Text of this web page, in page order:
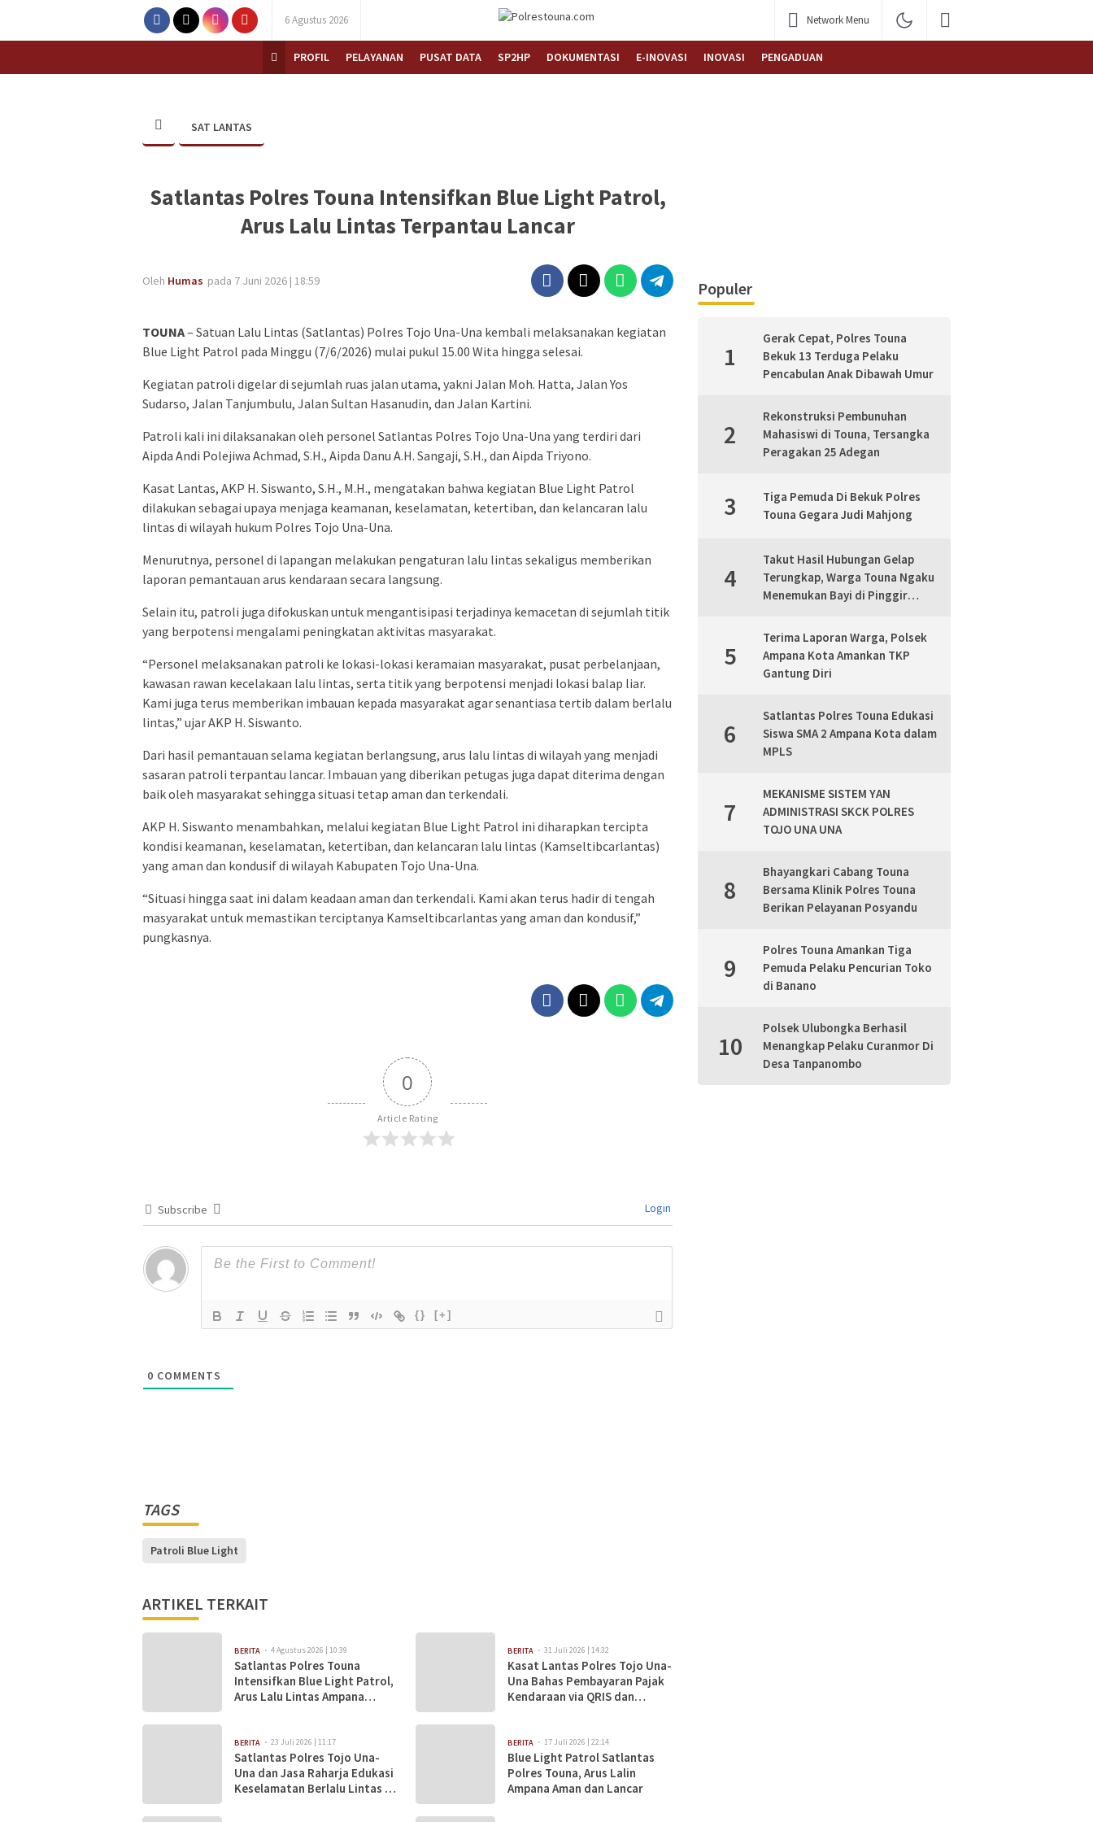
6 Agustus 2026 Network Menu
PROFIL PELAYANAN PUSAT DATA SP2HP DOKUMENTASI E-INOVASI INOVASI PENGADUAN
SAT LANTAS
Satlantas Polres Touna Intensifkan Blue Light Patrol,
Arus Lalu Lintas Terpantau Lancar
Oleh Humas pada 7 Juni 2026 | 18:59
TOUNA– Satuan Lalu Lintas (Satlantas) Polres Tojo Una-Una kembali melaksanakan kegiatan
Blue Light Patrol pada Minggu (7/6/2026) mulai pukul 15.00 Wita hingga selesai.
Kegiatan patroli digelar di sejumlah ruas jalan utama, yakni Jalan Moh. Hatta, Jalan Yos
Sudarso, Jalan Tanjumbulu, Jalan Sultan Hasanudin, dan Jalan Kartini.
Patroli kali ini dilaksanakan oleh personel Satlantas Polres Tojo Una-Una yang terdiri dari
Aipda Andi Polejiwa Achmad, S.H., Aipda Danu A.H. Sangaji, S.H., dan Aipda Triyono.
Kasat Lantas, AKP H. Siswanto, S.H., M.H., mengatakan bahwa kegiatan Blue Light Patrol
dilakukan sebagai upaya menjaga keamanan, keselamatan, ketertiban, dan kelancaran lalu
lintas di wilayah hukum Polres Tojo Una-Una.
Menurutnya, personel di lapangan melakukan pengaturan lalu lintas sekaligus memberikan
laporan pemantauan arus kendaraan secara langsung.
Selain itu, patroli juga difokuskan untuk mengantisipasi terjadinya kemacetan di sejumlah titik
yang berpotensi mengalami peningkatan aktivitas masyarakat.
“Personel melaksanakan patroli ke lokasi-lokasi keramaian masyarakat, pusat perbelanjaan,
kawasan rawan kecelakaan lalu lintas, serta titik yang berpotensi menjadi lokasi balap liar.
Kami juga terus memberikan imbauan kepada masyarakat agar senantiasa tertib dalam berlalu
lintas,” ujar AKP H. Siswanto.
Dari hasil pemantauan selama kegiatan berlangsung, arus lalu lintas di wilayah yang menjadi
sasaran patroli terpantau lancar. Imbauan yang diberikan petugas juga dapat diterima dengan
baik oleh masyarakat sehingga situasi tetap aman dan terkendali.
AKP H. Siswanto menambahkan, melalui kegiatan Blue Light Patrol ini diharapkan tercipta
kondisi keamanan, keselamatan, ketertiban, dan kelancaran lalu lintas (Kamseltibcarlantas)
yang aman dan kondusif di wilayah Kabupaten Tojo Una-Una.
“Situasi hingga saat ini dalam keadaan aman dan terkendali. Kami akan terus hadir di tengah
masyarakat untuk memastikan terciptanya Kamseltibcarlantas yang aman dan kondusif,”
pungkasnya.
0
Article Rating
Subscribe Login
{} [+]
0 COMMENTS
TAGS
Patroli Blue Light
ARTIKEL TERKAIT
BERITA 4 Agustus 2026 | 10:39
Satlantas Polres Touna
Intensifkan Blue Light Patrol,
Arus Lalu Lintas Ampana
BERITA 31 Juli 2026 | 14:32
Kasat Lantas Polres Tojo Una-
Una Bahas Pembayaran Pajak
Kendaraan via QRIS dan
BERITA 23 Juli 2026 | 11:17
Satlantas Polres Tojo Una-
Una dan Jasa Raharja Edukasi
Keselamatan Berlalu Lintas di
BERITA 17 Juli 2026 | 22:14
Blue Light Patrol Satlantas
Polres Touna, Arus Lalin
Ampana Aman dan Lancar
Populer
1
Gerak Cepat, Polres Touna
Bekuk 13 Terduga Pelaku
Pencabulan Anak Dibawah Umur
2
Rekonstruksi Pembunuhan
Mahasiswi di Touna, Tersangka
Peragakan 25 Adegan
3
Tiga Pemuda Di Bekuk Polres
Touna Gegara Judi Mahjong
4
Takut Hasil Hubungan Gelap
Terungkap, Warga Touna Ngaku
Menemukan Bayi di Pinggir
5
Terima Laporan Warga, Polsek
Ampana Kota Amankan TKP
Gantung Diri
6
Satlantas Polres Touna Edukasi
Siswa SMA 2 Ampana Kota dalam
MPLS
7
MEKANISME SISTEM YAN
ADMINISTRASI SKCK POLRES
TOJO UNA UNA
8
Bhayangkari Cabang Touna
Bersama Klinik Polres Touna
Berikan Pelayanan Posyandu
9
Polres Touna Amankan Tiga
Pemuda Pelaku Pencurian Toko
di Banano
10
Polsek Ulubongka Berhasil
Menangkap Pelaku Curanmor Di
Desa Tanpanombo